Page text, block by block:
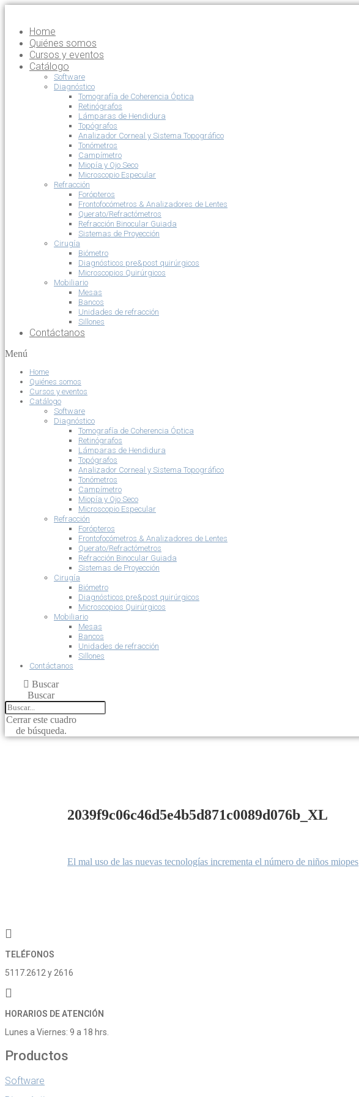
Home
Quiénes somos
Cursos y eventos
Catálogo
Software
Diagnóstico
Tomografía de Coherencia Óptica
Retinógrafos
Lámparas de Hendidura
Topógrafos
Analizador Corneal y Sistema Topográfico
Tonómetros
Campímetro
Miopía y Ojo Seco
Microscopio Especular
Refracción
Forópteros
Frontofocómetros & Analizadores de Lentes
Querato/Refractómetros
Refracción Binocular Guiada
Sistemas de Proyección
Cirugía
Biómetro
Diagnósticos pre&post quirúrgicos
Microscopios Quirúrgicos
Mobiliario
Mesas
Bancos
Unidades de refracción
Sillones
Contáctanos
Menú
Home
Quiénes somos
Cursos y eventos
Catálogo
Software
Diagnóstico
Tomografía de Coherencia Óptica
Retinógrafos
Lámparas de Hendidura
Topógrafos
Analizador Corneal y Sistema Topográfico
Tonómetros
Campímetro
Miopía y Ojo Seco
Microscopio Especular
Refracción
Forópteros
Frontofocómetros & Analizadores de Lentes
Querato/Refractómetros
Refracción Binocular Guiada
Sistemas de Proyección
Cirugía
Biómetro
Diagnósticos pre&post quirúrgicos
Microscopios Quirúrgicos
Mobiliario
Mesas
Bancos
Unidades de refracción
Sillones
Contáctanos
Buscar
Buscar
Cerrar este cuadro
de búsqueda.
2039f9c06c46d5e4b5d871c0089d076b_XL
Navegación
Anterior:
El mal uso de las nuevas tecnologías incrementa el número de niños miopes
TELÉFONOS
5117.2612 y 2616
HORARIOS DE ATENCIÓN
Lunes a Viernes: 9 a 18 hrs.
Productos
Software